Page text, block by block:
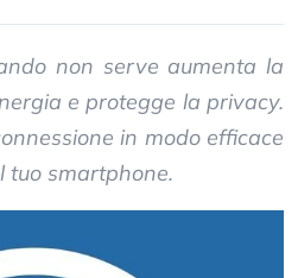
non serve aumenta la
e protegge la privacy.
in modo efficace
tuo smartphone.